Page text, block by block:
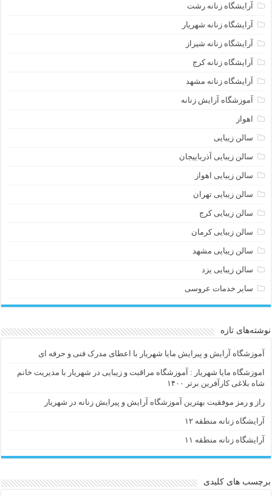
آرایشگاه زنانه رشت
آرایشگاه زنانه شهریار
آرایشگاه زنانه شیراز
آرایشگاه زنانه کرج
آرایشگاه زنانه مشهد
آموزشگاه آرایش زنانه
اهواز
سالن زیبایی
سالن زیبایی آذرباییجان
سالن زیبایی اهواز
سالن زیبایی تهران
سالن زیبایی کرج
سالن زیبایی کرمان
سالن زیبایی مشهد
سالن زیبایی یزد
سایر خدمات عروسی
نوشته‌های تازه
آموزشگاه آرایش و پیرایش مایا شهریار با اعطای مدرک فنی و حرفه ای
اموزشگاه مایا شهریار : آموزشگاه مراقبت و زیبایی در شهریار با مدیریت خانم
شاه بلاغی کارآفرین برتر ۱۴۰۰
راز و رمز موفقیت بهترین آموزشگاه آرایش و پیرایش زنانه در شهریار
آرایشگاه زنانه منطقه ۱۲
آرایشگاه زنانه منطقه ۱۱
برچسب های کلیدی